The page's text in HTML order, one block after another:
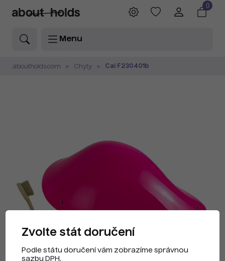
Menu
0
.aboutholds.com Chyty Cai F230401b
Zvolte stát doručení
Podle státu doručení vám zobrazíme správnou
sazbu DPH.